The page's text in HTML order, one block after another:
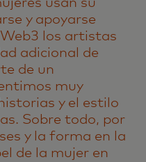
y apoyarse
los artistas
adicional de
de un
muy
y el estilo
Sobre todo, por
y la forma en la
de la mujer en